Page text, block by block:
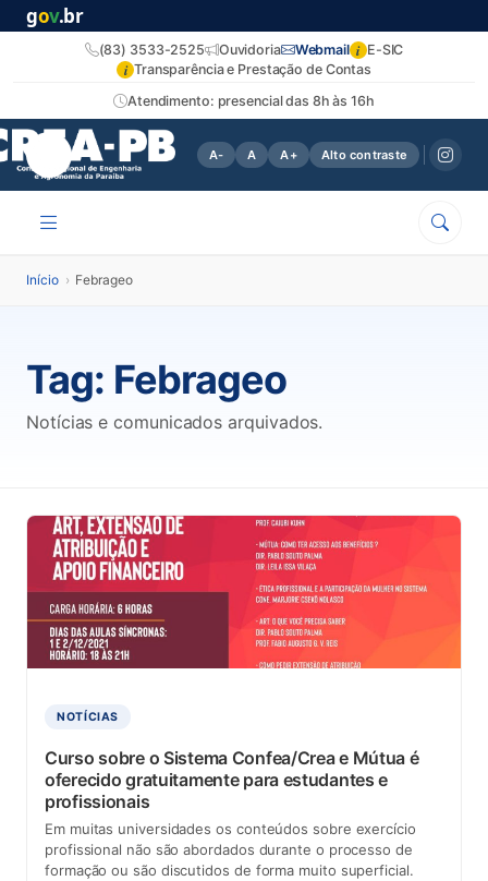
gov.br
Atendimento: presencial das 8h às 16h
(83) 3533-2525 Ouvidoria Webmail i E-SIC
i Transparência e Prestação de Contas
A- A A+ Alto contraste
Início › Febrageo
Tag: Febrageo
Notícias e comunicados arquivados.
NOTÍCIAS
Curso sobre o Sistema Confea/Crea e Mútua é
oferecido gratuitamente para estudantes e
profissionais
Em muitas universidades os conteúdos sobre exercício
profissional não são abordados durante o processo de
formação ou são discutidos de forma muito superficial.